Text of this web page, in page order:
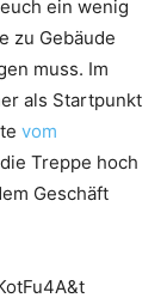
ein wenig
zu Gebäude
muss. Im
als Startpunkt
vom
Treppe hoch
Geschäft